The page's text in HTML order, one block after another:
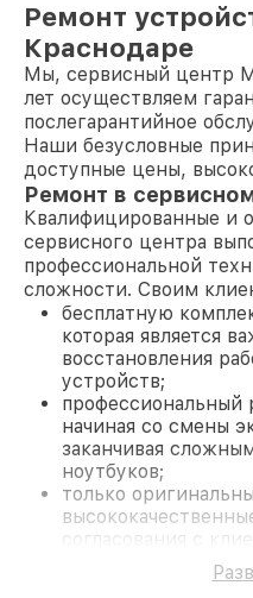
Ремонт
Краснодаре
Мы, сервисный центр
лет осуществляем
послегарантийное
Наши безусловные
доступные цены,
Ремонт в
Квалифицированные и
сервисного центра
профессиональной
сложности. Своим
бесплатную
которая является
восстановления
устройств;
начиная со смены
заканчивая
ноутбуков;
только
согласования с
На все работы и
предоставляется